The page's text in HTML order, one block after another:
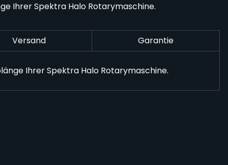
Ihrer Spektra Halo Rotarymaschine.
Versand Garantie
Ihrer Spektra Halo Rotarymaschine.